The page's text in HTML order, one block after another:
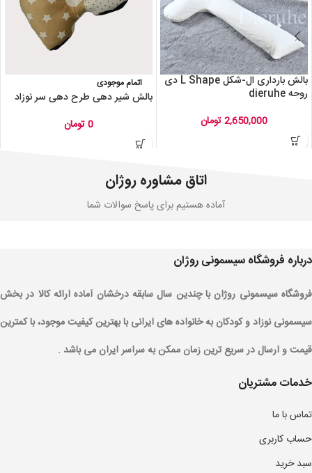
بالش بارداری ال-شکل L Shape دی
روحه dieruhe
2,650,000تومان
اتمام موجودی
بالش شیر دهی طرح دهی سر نوزاد
0تومان
اتاق مشاوره روژان
آماده هستیم برای پاسخ سوالات شما
درباره فروشگاه سیسمونی روژان
فروشگاه سیسمونی روژان با چندین سال سابقه درخشان آماده ارائه کالا در بخش
سیسمونی نوزاد و کودکان به خانواده های ایرانی با بهترین کیفیت موجود، با کمترین
قیمت و ارسال در سریع ترین زمان ممکن به سراسر ایران می باشد .
خدمات مشتریان
تماس با ما
حساب کاربری
سبد خرید